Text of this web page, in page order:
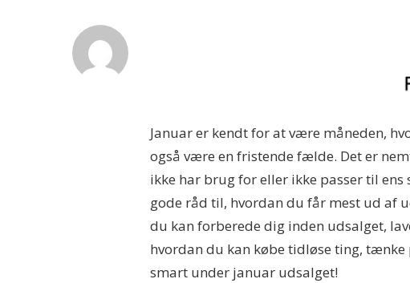
Januar er kendt for at være måneden,
også være en fristende fælde. Det er
ikke har brug for eller ikke passer til
gode råd til, hvordan du får mest ud af
du kan forberede dig inden udsalget,
hvordan du kan købe tidløse ting,
smart under januar udsalget!